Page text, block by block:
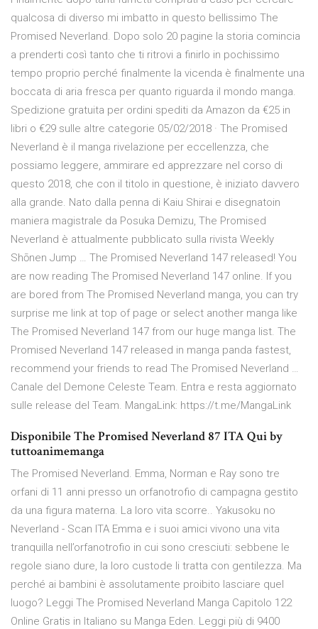
qualcosa di diverso mi imbatto in questo bellissimo The
Promised Neverland. Dopo solo 20 pagine la storia comincia
a prenderti così tanto che ti ritrovi a finirlo in pochissimo
tempo proprio perché finalmente la vicenda è finalmente una
boccata di aria fresca per quanto riguarda il mondo manga.
Spedizione gratuita per ordini spediti da Amazon da €25 in
libri o €29 sulle altre categorie 05/02/2018 · The Promised
Neverland è il manga rivelazione per eccellenzza, che
possiamo leggere, ammirare ed apprezzare nel corso di
questo 2018, che con il titolo in questione, è iniziato davvero
alla grande. Nato dalla penna di Kaiu Shirai e disegnatoin
maniera magistrale da Posuka Demizu, The Promised
Neverland è attualmente pubblicato sulla rivista Weekly
Shōnen Jump … The Promised Neverland 147 released! You
are now reading The Promised Neverland 147 online. If you
are bored from The Promised Neverland manga, you can try
surprise me link at top of page or select another manga like
The Promised Neverland 147 from our huge manga list. The
Promised Neverland 147 released in manga panda fastest,
recommend your friends to read The Promised Neverland …
Canale del Demone Celeste Team. Entra e resta aggiornato
sulle release del Team. MangaLink: https://t.me/MangaLink
Disponibile The Promised Neverland 87 ITA Qui by
tuttoanimemanga
The Promised Neverland. Emma, Norman e Ray sono tre
orfani di 11 anni presso un orfanotrofio di campagna gestito
da una figura materna. La loro vita scorre.. Yakusoku no
Neverland - Scan ITA Emma e i suoi amici vivono una vita
tranquilla nell’orfanotrofio in cui sono cresciuti: sebbene le
regole siano dure, la loro custode li tratta con gentilezza. Ma
perché ai bambini è assolutamente proibito lasciare quel
luogo? Leggi The Promised Neverland Manga Capitolo 122
Online Gratis in Italiano su Manga Eden. Leggi più di 9400